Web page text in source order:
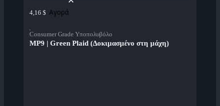
4,16 $ Αγορά
Consumer Grade Υποπολυβόλο
MP9 | Green Plaid (Δοκιμασμένο στη μάχη)